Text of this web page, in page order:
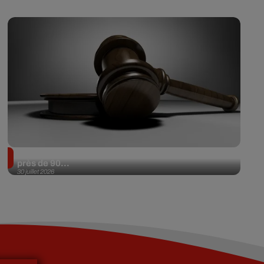
30 juillet 2026
près de 90...